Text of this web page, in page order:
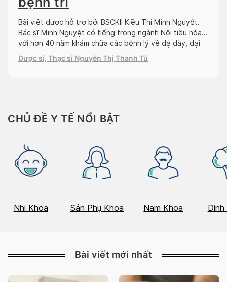
Bài viết được hỗ trợ bởi BSCKII Kiều Thị Minh Nguyệt.
Bác sĩ Minh Nguyệt có tiếng trong ngành Nội tiêu hóa
với hơn 40 năm khám chữa các bệnh lý về dạ dày, đại
tràng, trực tràng, … tại Hà Nội. Hiện nay, bác sĩ đang
khám chữa bệnh tại Phòng khám đa khoa […]
Dược sĩ, Thạc sĩ Nguyễn Thị Thanh Tú
CHỦ ĐỀ Y TẾ NỔI BẬT
Nhi Khoa Sản Phụ Khoa Nam Khoa Dinh
Bài viết mới nhất